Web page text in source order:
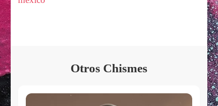
Otros Chismes